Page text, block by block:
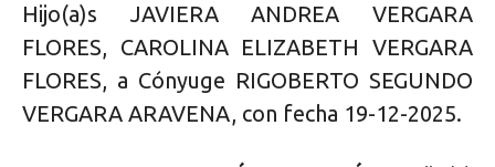
Hijo(a)s JAVIERA ANDREA VERGARA
FLORES, CAROLINA ELIZABETH VERGARA
FLORES, a Cónyuge RIGOBERTO SEGUNDO
VERGARA ARAVENA, con fecha 19-12-2025.